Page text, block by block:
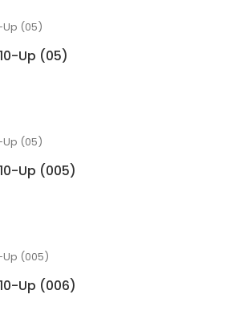
Up (05)
Up (005)
Up (006)